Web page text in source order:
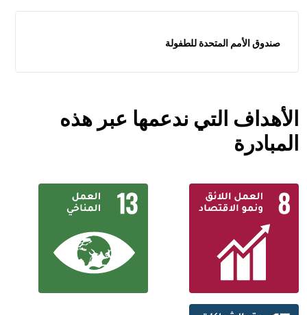
صندوق الأمم المتحدة للطفولة
الأهداف التي ندعمها عبر هذه
المبادرة